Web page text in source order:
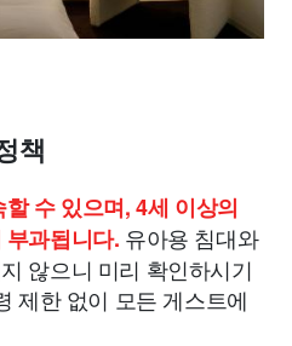
책
수 있으며, 4세 이상의
과됩니다. 유아용 침대와
않으니 미리 확인하시기
제한 없이 모든 게스트에